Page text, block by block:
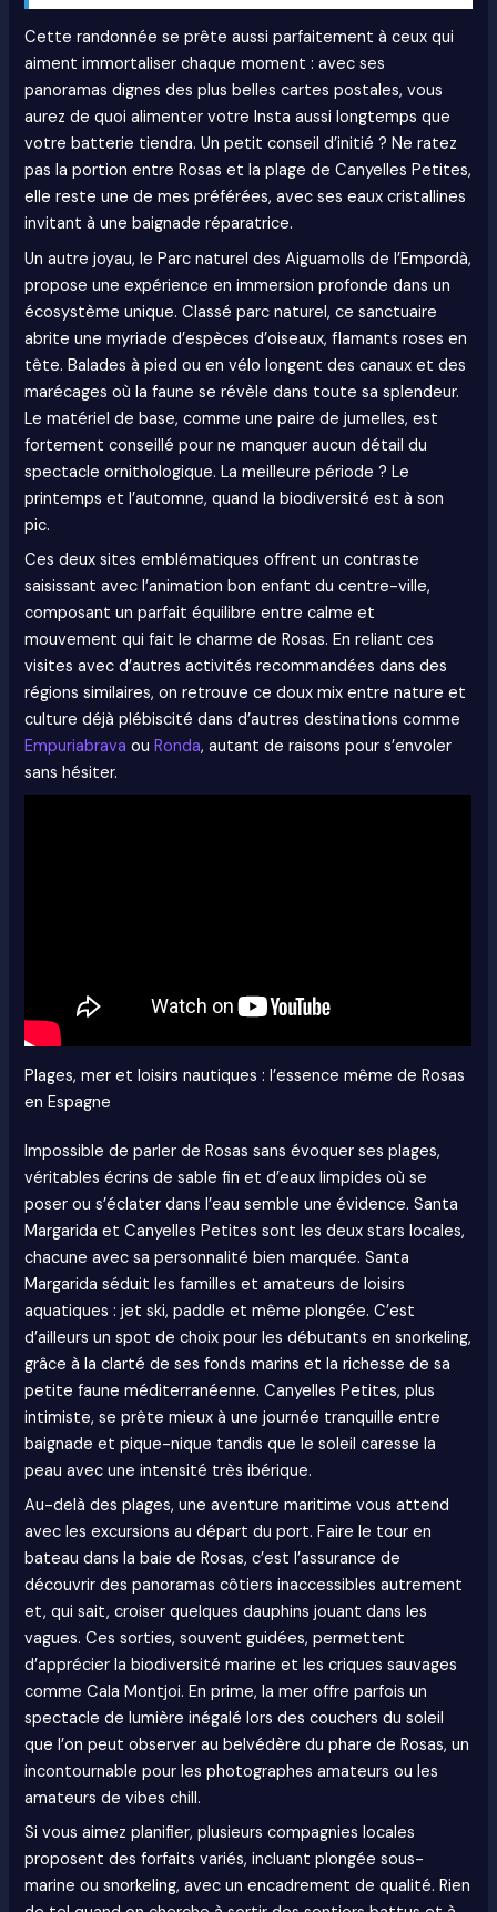
Cette randonnée se prête aussi parfaitement à ceux qui
aiment immortaliser chaque moment : avec ses
panoramas dignes des plus belles cartes postales, vous
aurez de quoi alimenter votre Insta aussi longtemps que
votre batterie tiendra. Un petit conseil d’initié ? Ne ratez
pas la portion entre Rosas et la plage de Canyelles Petites,
elle reste une de mes préférées, avec ses eaux cristallines
invitant à une baignade réparatrice.
Un autre joyau, le Parc naturel des Aiguamolls de l’Empordà,
propose une expérience en immersion profonde dans un
écosystème unique. Classé parc naturel, ce sanctuaire
abrite une myriade d’espèces d’oiseaux, flamants roses en
tête. Balades à pied ou en vélo longent des canaux et des
marécages où la faune se révèle dans toute sa splendeur.
Le matériel de base, comme une paire de jumelles, est
fortement conseillé pour ne manquer aucun détail du
spectacle ornithologique. La meilleure période ? Le
printemps et l’automne, quand la biodiversité est à son
pic.
Ces deux sites emblématiques offrent un contraste
saisissant avec l’animation bon enfant du centre-ville,
composant un parfait équilibre entre calme et
mouvement qui fait le charme de Rosas. En reliant ces
visites avec d’autres activités recommandées dans des
régions similaires, on retrouve ce doux mix entre nature et
culture déjà plébiscité dans d’autres destinations comme
Empuriabrava ouRonda, autant de raisons pour s’envoler
sans hésiter.
Plages, mer et loisirs nautiques : l’essence même de Rosas
en Espagne
Impossible de parler de Rosas sans évoquer ses plages,
véritables écrins de sable fin et d’eaux limpides où se
poser ou s’éclater dans l’eau semble une évidence. Santa
Margarida et Canyelles Petites sont les deux stars locales,
chacune avec sa personnalité bien marquée. Santa
Margarida séduit les familles et amateurs de loisirs
aquatiques : jet ski, paddle et même plongée. C’est
d’ailleurs un spot de choix pour les débutants en snorkeling,
grâce à la clarté de ses fonds marins et la richesse de sa
petite faune méditerranéenne. Canyelles Petites, plus
intimiste, se prête mieux à une journée tranquille entre
baignade et pique-nique tandis que le soleil caresse la
peau avec une intensité très ibérique.
Au-delà des plages, une aventure maritime vous attend
avec les excursions au départ du port. Faire le tour en
bateau dans la baie de Rosas, c’est l’assurance de
découvrir des panoramas côtiers inaccessibles autrement
et, qui sait, croiser quelques dauphins jouant dans les
vagues. Ces sorties, souvent guidées, permettent
d’apprécier la biodiversité marine et les criques sauvages
comme Cala Montjoi. En prime, la mer offre parfois un
spectacle de lumière inégalé lors des couchers du soleil
que l’on peut observer au belvédère du phare de Rosas, un
incontournable pour les photographes amateurs ou les
amateurs de vibes chill.
Si vous aimez planifier, plusieurs compagnies locales
proposent des forfaits variés, incluant plongée sous-
marine ou snorkeling, avec un encadrement de qualité. Rien